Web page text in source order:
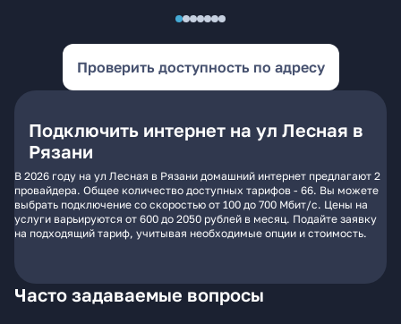
Проверить доступность по адресу
Подключить интернет на ул Лесная в
Рязани
В 2026 году на ул Лесная в Рязани домашний интернет предлагают 2
провайдера. Общее количество доступных тарифов - 66. Вы можете
выбрать подключение со скоростью от 100 до 700 Мбит/с. Цены на
услуги варьируются от 600 до 2050 рублей в месяц. Подайте заявку
на подходящий тариф, учитывая необходимые опции и стоимость.
Часто задаваемые вопросы